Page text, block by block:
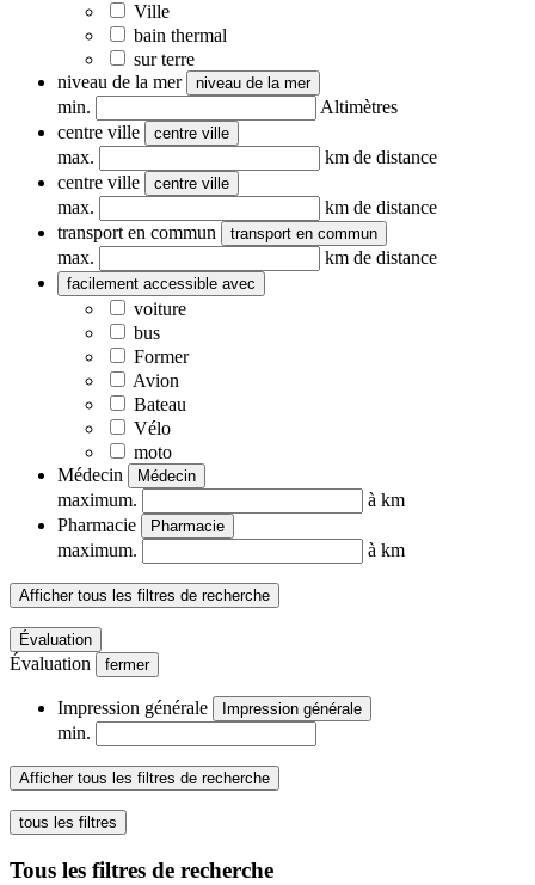
Ville
bain thermal
sur terre
niveau de la mer
niveau de la mer
min.
Altimètres
centre ville
centre ville
max.
km de distance
centre ville
centre ville
max.
km de distance
transport en commun
transport en commun
max. km de distance
facilement accessible avec
voiture
bus
Former
Avion
Bateau
Vélo
moto
Médecin
Médecin
maximum.
à km
Pharmacie
Pharmacie
maximum. à km
Afficher tous les filtres de recherche
Évaluation
Évaluation fermer
Impression générale Impression générale
min.
Afficher tous les filtres de recherche
tous les filtres
Tous les filtres de recherche